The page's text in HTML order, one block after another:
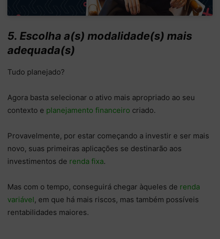
5. Escolha a(s) modalidade(s) mais
adequada(s)
Tudo planejado?
Agora basta selecionar o ativo mais apropriado ao seu
contexto e planejamento financeiro criado.
Provavelmente, por estar começando a investir e ser mais
novo, suas primeiras aplicações se destinarão aos
investimentos de renda fixa.
Mas com o tempo, conseguirá chegar àqueles de renda
variável, em que há mais riscos, mas também possíveis
rentabilidades maiores.